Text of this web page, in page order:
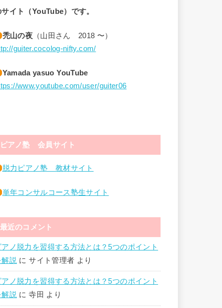
サイト（YouTube）です。
禿山の夜（山田さん 2018 〜）
guiter.cocolog-nifty.com/
Yamada yasuo YouTube
www.youtube.com/user/guiter06
ピアノ塾 会員サイト
脱力ピアノ塾 教材サイト
単年コンサルコース塾生サイト
最近のコメント
アノ脱力を習得する方法とは？5つのポイント
解説 にサイト管理者 より
アノ脱力を習得する方法とは？5つのポイント
解説 に寺田 より